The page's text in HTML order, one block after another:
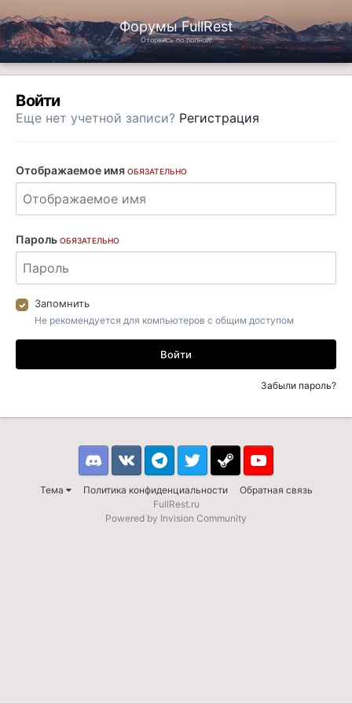
Форумы FullRest
Оторвись по полной!
Войти
Еще нет учетной записи? Регистрация
Отображаемое имя ОБЯЗАТЕЛЬНО
Пароль ОБЯЗАТЕЛЬНО
Запомнить
Не рекомендуется для компьютеров с общим доступом
Войти
Забыли пароль?
Тема Политика конфиденциальности Обратная связь
DiscordVK TelegramTwitter Steam Youtube
FullRest.ru
Powered by Invision Community